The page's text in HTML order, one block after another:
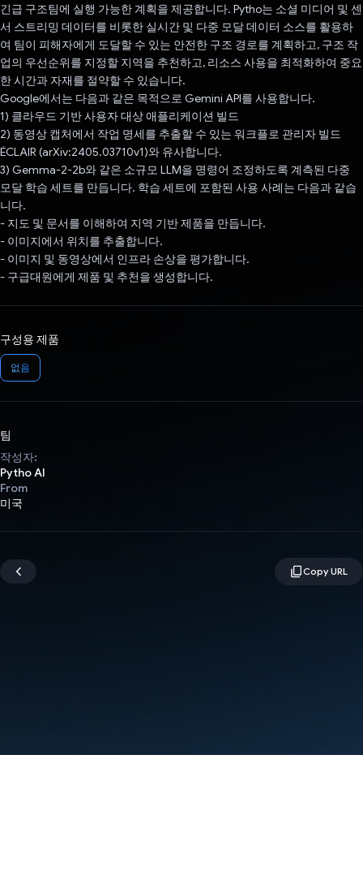
긴급 구조팀에 실행 가능한 계획을 제공합니다. Pytho는 소셜 미디어 및 센
서 스트리밍 데이터를 비롯한 실시간 및 다중 모달 데이터 소스를 활용하
여 팀이 피해자에게 도달할 수 있는 안전한 구조 경로를 계획하고, 구조 작
업의 우선순위를 지정할 지역을 추천하고, 리소스 사용을 최적화하여 중요
한 시간과 자재를 절약할 수 있습니다.
Google에서는 다음과 같은 목적으로 Gemini API를 사용합니다.
1) 클라우드 기반 사용자 대상 애플리케이션 빌드
2) 동영상 캡처에서 작업 명세를 추출할 수 있는 워크플로 관리자 빌드
ÉCLAIR (arXiv:2405.03710v1)와 유사합니다.
3) Gemma-2-2b와 같은 소규모 LLM을 명령어 조정하도록 계측된 다중
모달 학습 세트를 만듭니다. 학습 세트에 포함된 사용 사례는 다음과 같습
니다.
- 지도 및 문서를 이해하여 지역 기반 제품을 만듭니다.
- 이미지에서 위치를 추출합니다.
- 이미지 및 동영상에서 인프라 손상을 평가합니다.
- 구급대원에게 제품 및 추천을 생성합니다.
구성용 제품
없음
팀
작성자:
Pytho AI
From
미국